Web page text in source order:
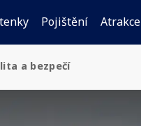
Pojištění Atrakce
a bezpečí